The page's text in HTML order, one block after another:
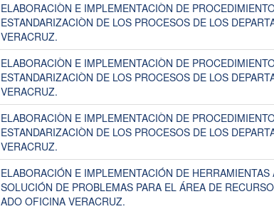
ELABORACIÒN E IMPLEMENTACIÒN DE
ESTANDARIZACIÒN DE LOS PROCESOS DE LOS
VERACRUZ.
ELABORACIÒN E IMPLEMENTACIÒN DE
ESTANDARIZACIÒN DE LOS PROCESOS DE LOS
VERACRUZ.
ELABORACIÒN E IMPLEMENTACIÒN DE
ESTANDARIZACIÒN DE LOS PROCESOS DE LOS
VERACRUZ.
ELABORACIÓN E IMPLEMENTACIÓN DE
SOLUCIÓN DE PROBLEMAS PARA EL ÁREA DE
ADO OFICINA VERACRUZ.